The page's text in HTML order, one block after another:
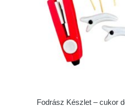
Fodrász Készlet – cukor